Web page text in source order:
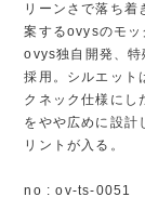
リーンさで落ち着
案するovysのモ
ovys独自開発、
採用。シルエット
クネック仕様にし
をやや広めに設計
リントが入る。
no : ov-ts-0051